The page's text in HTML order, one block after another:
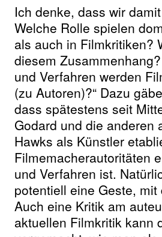
Ich denke, dass wir
Welche Rolle spielen
als auch in Filmkritiken?
diesem
und Verfahren werden
(zu Autoren)?“ Dazu
dass spätestens seit
Godard und die anderen
Hawks als Künstler
Filmemacherautoritäten
und Verfahren ist.
potentiell eine Geste,
Auch eine Kritik am
aktuellen Filmkritik kann